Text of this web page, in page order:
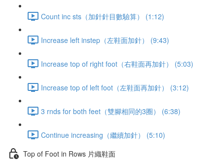
Count inc sts（加針針目數驗算） (1:12)
Increase left instep（左鞋面加針） (9:43)
Increase top of right foot（右鞋面再加針） (5:03)
Increase top of left foot（左鞋面再加針） (3:12)
3 rnds for both feet（雙腳相同的3圈） (6:38)
Continue increasing（繼續加針） (5:10)
Top of Foot in Rows 片織鞋面